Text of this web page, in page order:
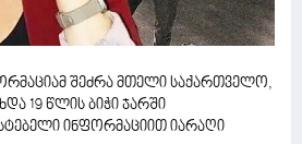
შეძრა მთელი საქართველო,
19 წლის ბიჭი ჯარში
ინფორმაციით იარაღი